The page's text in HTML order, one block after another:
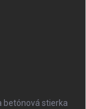
betónová stierka